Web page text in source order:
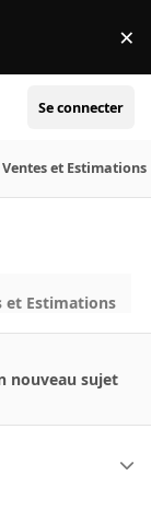
×
Se connecter
et Estimations
et Estimations
nouveau sujet